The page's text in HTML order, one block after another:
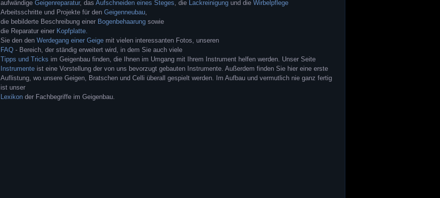
aufwändige Geigenreparatur, das Aufschneiden eines Steges , die Lackreinigung und die Wirbelpflege
Arbeitsschritte und Projekte für den Geigenneubau
die bebilderte Beschreibung einer Bogenbehaarung sowie
die Reparatur einer Kopfplatte.
Sie den den Werdegang einer Geige mit vielen interessanten Fotos, unseren
FAQ - Bereich, der ständig erweitert wird, in dem Sie auch viele
Tipps und Tricks im Geigenbau finden, die Ihnen im Umgang mit Ihrem Instrument helfen werden. Unser Seite
Instrumente ist eine Vorstellung der von uns bevorzugt gebauten Instrumente. Außerdem finden Sie hier eine erste
Auflistung, wo unsere Geigen, Bratschen und Celli überall gespielt werden. Im Aufbau und vermutlich nie ganz fertig
ist unser
Lexikon der Fachbegriffe im Geigenbau.